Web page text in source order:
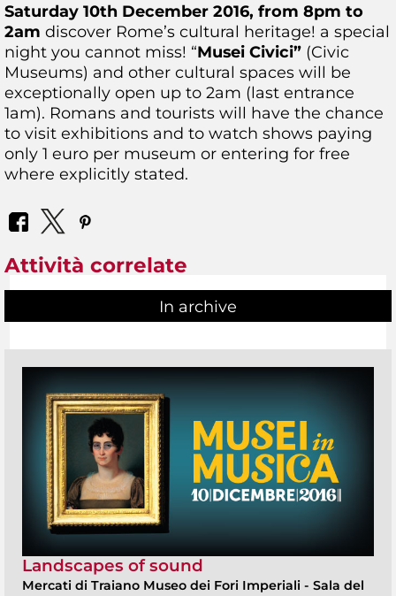
Saturday 10th December 2016, from 8pm to
2am discover Rome’s cultural heritage! a special
night you cannot miss! “Musei Civici” (Civic
Museums) and other cultural spaces will be
exceptionally open up to 2am (last entrance
1am). Romans and tourists will have the chance
to visit exhibitions and to watch shows paying
only 1 euro per museum or entering for free
where explicitly stated.
Attività correlate
In archive
Landscapes of sound
Mercati di Traiano Museo dei Fori Imperiali - Sala del